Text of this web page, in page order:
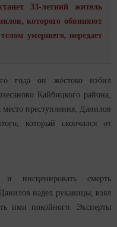
33-летний житель
которого обвиняют
умершего, передает
года он жестоко избил
Кайбицкого района,
преступления, Данилов
который скончался от
инсценировать смерть
надел рукавицы, взял
ими покойного. Эксперты